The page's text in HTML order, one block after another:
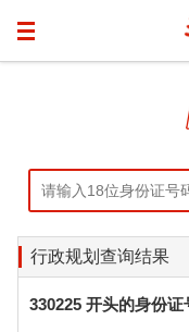
行政规划查询结果
330225 开头的身份证